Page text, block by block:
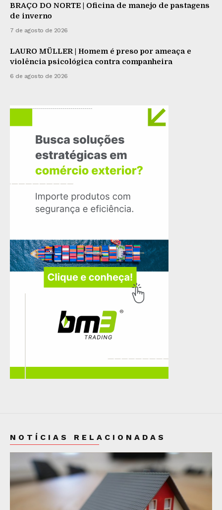
BRAÇO DO NORTE | Oficina de manejo de pastagens
de inverno
7 de agosto de 2026
LAURO MÜLLER | Homem é preso por ameaça e
violência psicológica contra companheira
6 de agosto de 2026
NOTÍCIAS RELACIONADAS